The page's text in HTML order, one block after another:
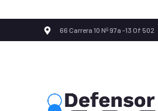
66 Carrera 10 Nº 97a -13 Of 502